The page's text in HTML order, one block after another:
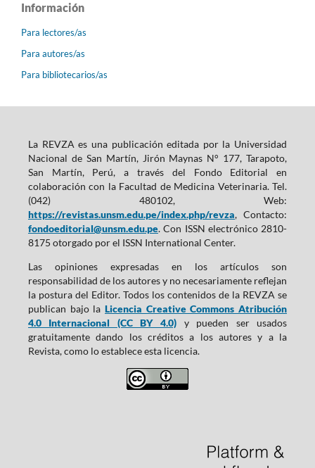
Información
Para lectores/as
Para autores/as
Para bibliotecarios/as
La REVZA es una publicación editada por la Universidad
Nacional de San Martín, Jirón Maynas N° 177, Tarapoto,
San Martín, Perú, a través del Fondo Editorial en
colaboración con la Facultad de Medicina Veterinaria. Tel.
(042) 480102, Web:
https://revistas.unsm.edu.pe/index.php/revza, Contacto:
fondoeditorial@unsm.edu.pe. Con ISSN electrónico 2810-
8175 otorgado por el ISSN International Center.
Las opiniones expresadas en los artículos son
responsabilidad de los autores y no necesariamente reflejan
la postura del Editor. Todos los contenidos de la REVZA se
publican bajo la Licencia Creative Commons Atribución
4.0 Internacional (CC BY 4.0) y pueden ser usados
gratuitamente dando los créditos a los autores y a la
Revista, como lo establece esta licencia.